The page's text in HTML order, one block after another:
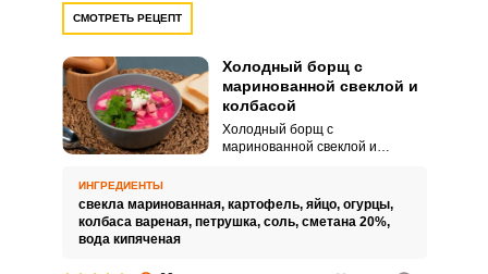
СМОТРЕТЬ РЕЦЕПТ
Холодный борщ с
маринованной свеклой и
колбасой
Холодный борщ с
маринованной свеклой и
безумно вкусным, сытным и
отлично утоляет жажду.
ИНГРЕДИЕНТЫ
свекла маринованная, картофель, яйцо, огурцы,
колбаса вареная, петрушка, соль, сметана 20%,
вода кипяченая